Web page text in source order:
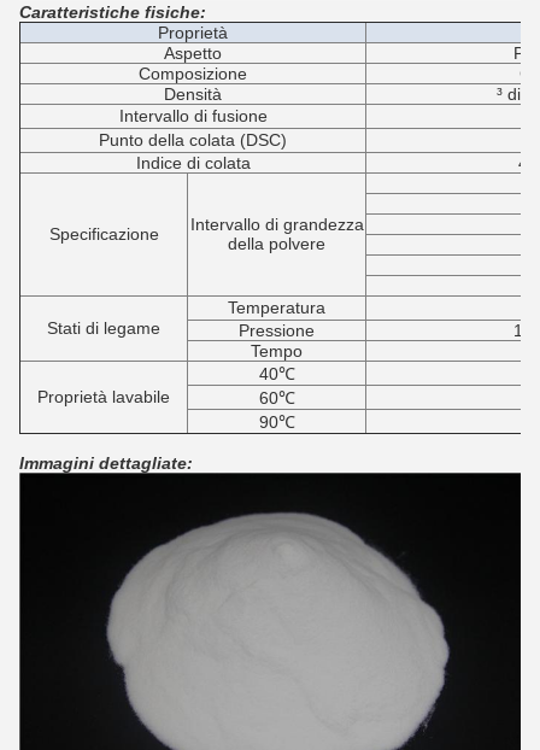
Caratteristiche fisiche:
Proprietà
Aspetto
Composizione
Densità
³ di
Intervallo di fusione
Punto della colata (DSC)
Indice di colata
Specificazione
Intervallo di grandezza
della polvere
Stati di legame
Temperatura
Pressione
Tempo
Proprietà lavabile
40℃
60℃
90℃
Immagini dettagliate: